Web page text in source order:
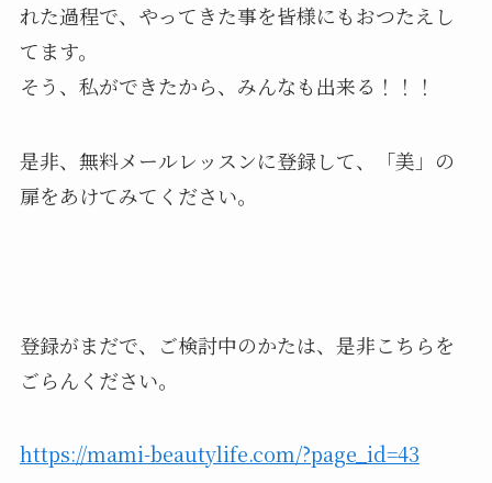
れた過程で、やってきた事を皆様にもおつたえし
てます。
そう、私ができたから、みんなも出来る！！！
是非、無料メールレッスンに登録して、「美」の
扉をあけてみてください。
登録がまだで、ご検討中のかたは、是非こちらを
ごらんください。
https://mami-beautylife.com/?page_id=43